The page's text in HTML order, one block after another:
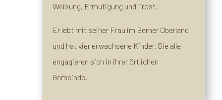
Weisung, Ermutigung und Trost.
Er lebt mit seiner Frau im Berner Oberland
und hat vier erwachsene Kinder. Sie alle
engagieren sich in ihrer örtlichen
Gemeinde.